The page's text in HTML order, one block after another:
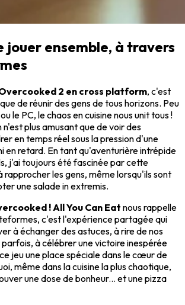
jouer ensemble, à travers
2 en cross platform, c'est
de réunir des gens de tous horizons. Peu
le PC, le chaos en cuisine nous unit tous !
plus amusant que de voir des
en temps réel sous la pression d'une
en retard. En tant qu'aventurière intrépide
j'ai toujours été fascinée par cette
rapprocher les gens, même lorsqu'ils sont
une salade in extremis.
! All You Can Eat nous rappelle
c'est l'expérience partagée qui
à échanger des astuces, à rire de nos
à célébrer une victoire inespérée
jeu une place spéciale dans le cœur de
même dans la cuisine la plus chaotique,
une dose de bonheur... et une pizza